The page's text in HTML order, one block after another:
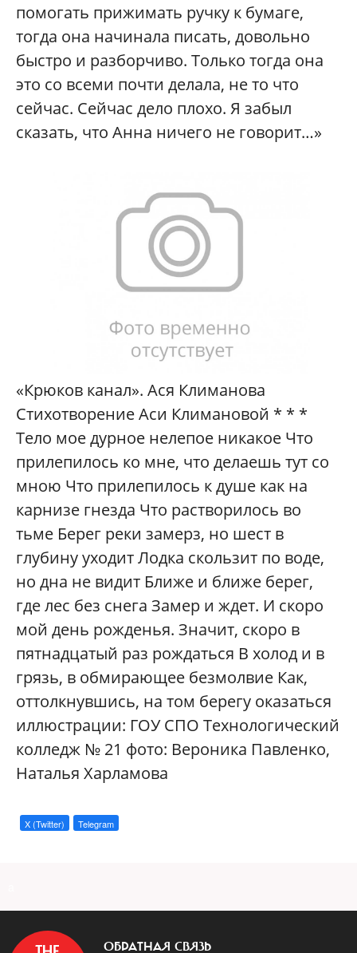
помогать прижимать ручку к бумаге,
тогда она начинала писать, довольно
быстро и разборчиво. Только тогда она
это со всеми почти делала, не то что
сейчас. Сейчас дело плохо. Я забыл
сказать, что Анна ничего не говорит…»
«Крюков канал». Ася Климанова
Стихотворение Аси Климановой * * *
Тело мое дурное нелепое никакое Что
прилепилось ко мне, что делаешь тут со
мною Что прилепилось к душе как на
карнизе гнезда Что растворилось во
тьме Берег реки замерз, но шест в
глубину уходит Лодка скользит по воде,
но дна не видит Ближе и ближе берег,
где лес без снега Замер и ждет. И скоро
мой день рожденья. Значит, скоро в
пятнадцатый раз рождаться В холод и в
грязь, в обмирающее безмолвие Как,
оттолкнувшись, на том берегу оказаться
иллюстрации: ГОУ СПО Технологический
колледж № 21 фото: Вероника Павленко,
Наталья Харламова
X (Twitter) Telegram
ОБРАТНАЯ СВЯЗЬ